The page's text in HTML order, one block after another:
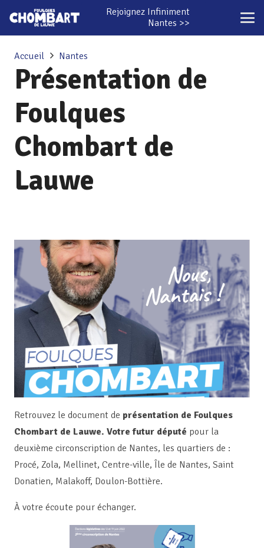
Rejoignez Infiniment
Nantes >>
Accueil Nantes
Présentation de
Foulques
Chombart de
Lauwe
Retrouvez le document de présentation de Foulques
Chombart de Lauwe. Votre futur député pour la
deuxième circonscription de Nantes, les quartiers de :
Procé, Zola, Mellinet, Centre-ville, Île de Nantes, Saint
Donatien, Malakoff, Doulon-Bottière.
À votre écoute pour échanger.